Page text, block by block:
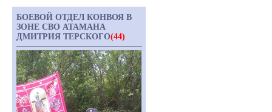
БОЕВОЙ ОТДЕЛ КОНВОЯ В
ЗОНЕ СВО АТАМАНА
ДМИТРИЯ ТЕРСКОГО(44)